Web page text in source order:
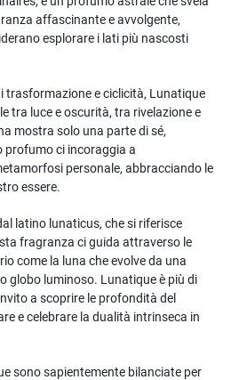
affascinante e avvolgente,
esplorare i lati più nascosti
trasformazione e ciclicità, Lunatique
tra luce e oscurità, tra rivelazione e
mostra solo una parte di sé,
profumo ci incoraggia a
personale, abbracciando le
essere.
latino lunaticus, che si riferisce
fragranza ci guida attraverso le
come la luna che evolve da una
globo luminoso. Lunatique è più di
a scoprire le profondità del
e celebrare la dualità intrinseca in
sono sapientemente bilanciate per